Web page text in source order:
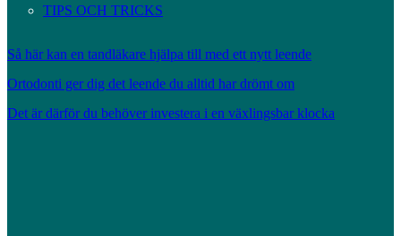
TIPS OCH TRICKS
Så här kan en tandläkare hjälpa till med ett nytt leende
Ortodonti ger dig det leende du alltid har drömt om
Det är därför du behöver investera i en växlingsbar klocka